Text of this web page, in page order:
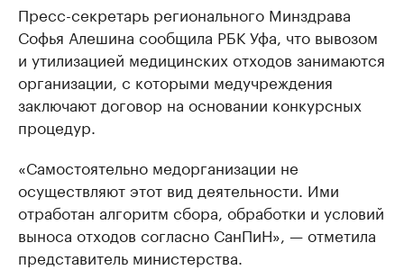
Пресс-секретарь регионального Минздрава
Софья Алешина сообщила РБК Уфа, что вывозом
и утилизацией медицинских отходов занимаются
организации, с которыми медучреждения
заключают договор на основании конкурсных
процедур.
«Самостоятельно медорганизации не
осуществляют этот вид деятельности. Ими
отработан алгоритм сбора, обработки и условий
выноса отходов согласно СанПиН», — отметила
представитель министерства.